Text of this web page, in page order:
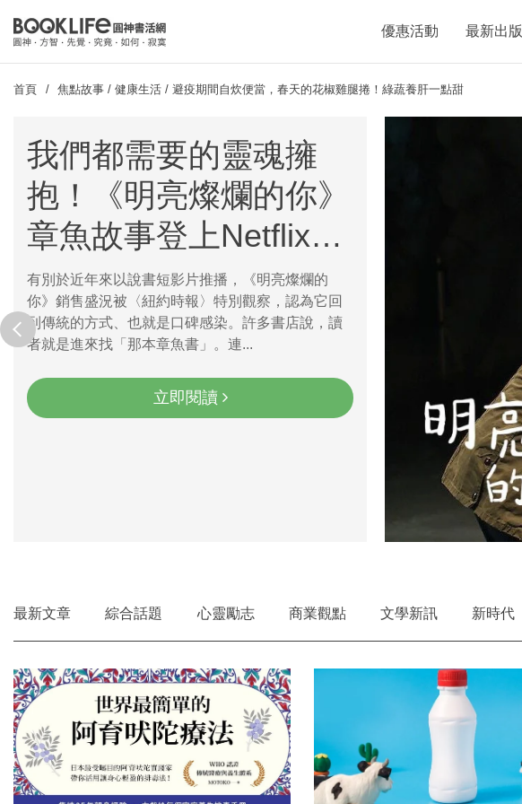
優惠活動 最新出版
首頁 焦點故事 / 健康生活 / 避疫期間自炊便當，春天的花椒雞腿捲！綠蔬養肝一點甜
我們都需要的靈魂擁
抱！《明亮燦爛的你》
章魚故事登上Netflix登
上Top2
有別於近年來以說書短影片推播，《明亮燦爛的
你》銷售盛況被〈紐約時報〉特別觀察，認為它回
到傳統的方式、也就是口碑感染。許多書店說，讀
者就是進來找「那本章魚書」。連...
立即閱讀
prev
最新文章 綜合話題 心靈勵志 商業觀點 文學新訊 新時代